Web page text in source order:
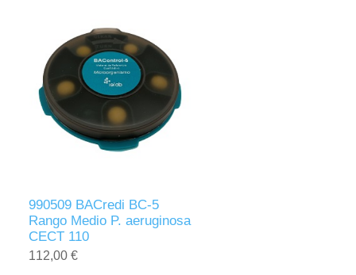
990509 BACredi BC-5
Rango Medio P. aeruginosa
CECT 110
112,00 €